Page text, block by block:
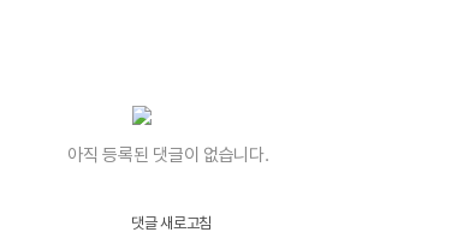
아직 등록된 댓글이 없습니다.
댓글 새로고침